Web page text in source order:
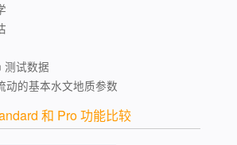
测试数据
动的基本水文地质参数
和 Pro 功能比较